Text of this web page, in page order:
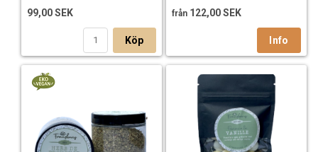
99,00 SEK
Köp
från 122,00 SEK